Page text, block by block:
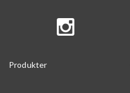
Produkter